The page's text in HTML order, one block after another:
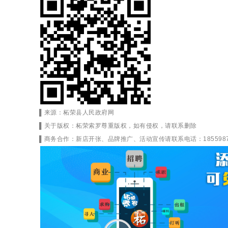
来源：柘荣县人民政府网
▌关于版权：柘荣索罗尊重版权，如有侵权，请联系删除
▌商务合作：新店开张、品牌推广、活动宣传请联系电话：